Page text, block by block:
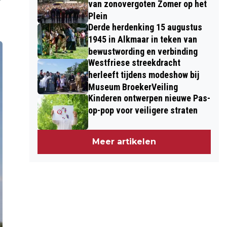
van zonovergoten Zomer op het
Plein
Derde herdenking 15 augustus
1945 in Alkmaar in teken van
bewustwording en verbinding
Westfriese streekdracht
herleeft tijdens modeshow bij
Museum BroekerVeiling
Kinderen ontwerpen nieuwe Pas-
op-pop voor veiligere straten
Meer artikelen